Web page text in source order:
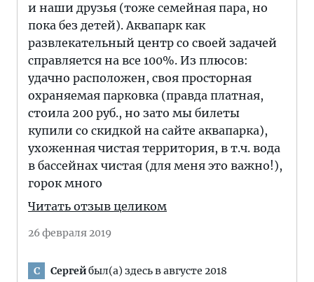
и наши друзья (тоже семейная пара, но
пока без детей). Аквапарк как
развлекательный центр со своей задачей
справляется на все 100%. Из плюсов:
удачно расположен, своя просторная
охраняемая парковка (правда платная,
стоила 200 руб., но зато мы билеты
купили со скидкой на сайте аквапарка),
ухоженная чистая территория, в т.ч. вода
в бассейнах чистая (для меня это важно!),
горок много
Читать отзыв целиком
26 февраля 2019
С Сергейбыл(а) здесь в августе 2018